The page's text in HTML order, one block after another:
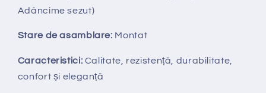
Adâncime sezut)
Stare de asamblare: Montat
Caracteristici: Calitate, rezistență, durabilitate,
confort și eleganță